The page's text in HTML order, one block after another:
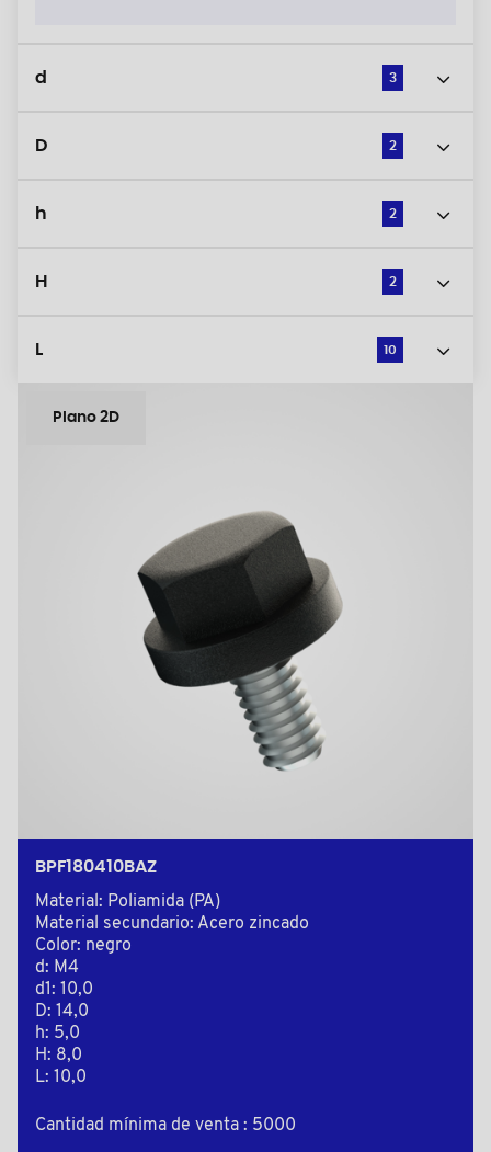
d 3
D 2
h 2
H 2
L 10
Plano 2D
BPF180410BAZ
Material: Poliamida (PA)
Material secundario: Acero zincado
Color: negro
d: M4
d1: 10,0
D: 14,0
h: 5,0
H: 8,0
L: 10,0
Cantidad mínima de venta : 5000